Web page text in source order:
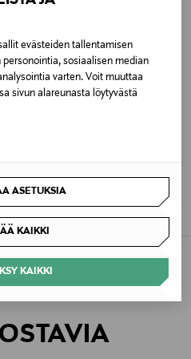
evästeiden tallentamisen
sosiaalisen median
varten. Voit muuttaa
sivun alareunasta löytyvästä
ASETUKSIA
KAIKKI
KAIKKI
pesuaineilla
Pese vaaleat
kuivaus
CCDK COPENHAGEN
Kimmy-pyjamashortsit